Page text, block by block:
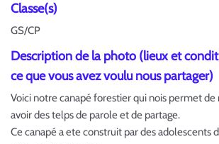
Classe(s)
GS/CP
Description de la photo (lieux et
ce que vous avez voulu nous partager)
Voici notre canapé forestier qui nois permet
avoir des telps de parole et de partage.
Ce canapé a ete construit par des adolescents